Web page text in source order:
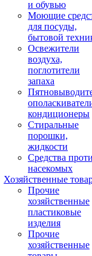
и обувью
Моющие
для посуды,
бытовой
Освежители
воздуха,
поглотители
запаха
кондиционеры
Стиральные
порошки,
жидкости
Средства
насекомых
Хозяйственные
Прочие
хозяйственные
пластиковые
изделия
Прочие
хозяйственные